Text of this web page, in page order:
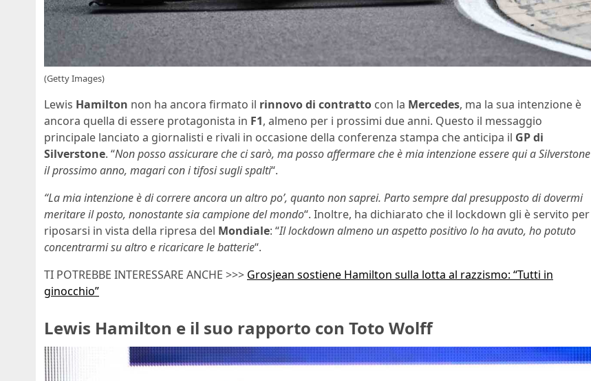
(Getty Images)
Lewis Hamilton non ha ancora firmato il rinnovo di contratto con la Mercedes, ma la sua intenzione è
ancora quella di essere protagonista in F1, almeno per i prossimi due anni. Questo il messaggio
principale lanciato a giornalisti e rivali in occasione della conferenza stampa che anticipa il GP di
Silverstone. “Non posso assicurare che ci sarò, ma posso affermare che è mia intenzione essere qui a Silverstone
il prossimo anno, magari con i tifosi sugli spalti“.
“La mia intenzione è di correre ancora un altro po’, quanto non saprei. Parto sempre dal presupposto di dovermi
meritare il posto, nonostante sia campione del mondo“. Inoltre, ha dichiarato che il lockdown gli è servito per
riposarsi in vista della ripresa del Mondiale: “Il lockdown almeno un aspetto positivo lo ha avuto, ho potuto
concentrarmi su altro e ricaricare le batterie“.
TI POTREBBE INTERESSARE ANCHE >>> Grosjean sostiene Hamilton sulla lotta al razzismo: “Tutti in
ginocchio”
Lewis Hamilton e il suo rapporto con Toto Wolff